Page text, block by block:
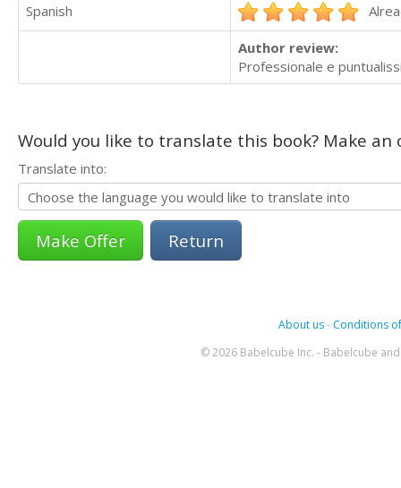
Spanish
Author review:
Professionale e
Would you like to translate this book? Make
Translate into:
Return
About us- Conditions
© 2026 Babelcube Inc. - Babelcube